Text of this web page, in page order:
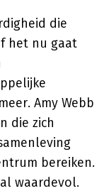
die
het nu gaat
Amy Webb
die zich
bereiken.
waardevol.